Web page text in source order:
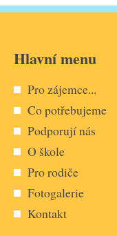
Hlavní menu
Pro zájemce...
Co potřebujeme
Podporují nás
O škole
Pro rodiče
Fotogalerie
Kontakt